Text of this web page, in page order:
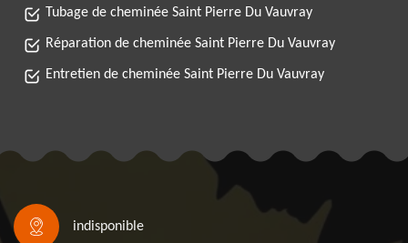
Tubage de cheminée Saint Pierre Du Vauvray
Réparation de cheminée Saint Pierre Du Vauvray
Entretien de cheminée Saint Pierre Du Vauvray
indisponible